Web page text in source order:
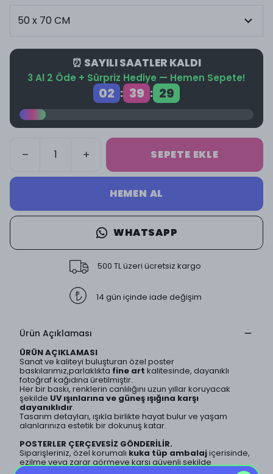
⏰ SAYILI SAATLER KALDI
3 Al 2 Öde + Sürpriz Hediye — Hemen Sepete!
02 : 39 : 28
SEPETE EKLE
HEMEN AL
WHATSAPP
500 TL üzeri ücretsiz kargo
14 gün içinde iade değişim
Ürün Açıklaması
ÜRÜN AÇIKLAMASI
Sanat ve kaliteyi buluşturan özel poster
baskılarımız,parlaklıkta fine art kalitesinde, dayanıklı
fotoğraf kağıdına üretilmiştir.
Her bir baskı, renklerin canlılığını uzun yıllar koruyacak
şekilde UV ışınlarına ve güneş ışığına karşı
dayanıklıdır.
Tasarım detayları, ışıkla birlikte hayat bulur ve yaşam
alanlarınıza estetik bir dokunuş katar.
POSTERLER ÇERÇEVESİZ GÖNDERİLİR.
Siparişleriniz, özel korumalı kuka tüp ambalajiçerisinde,
ezilme veya zarar görmeye karşı güvenli şekilde
paketlenerek gönderilir.